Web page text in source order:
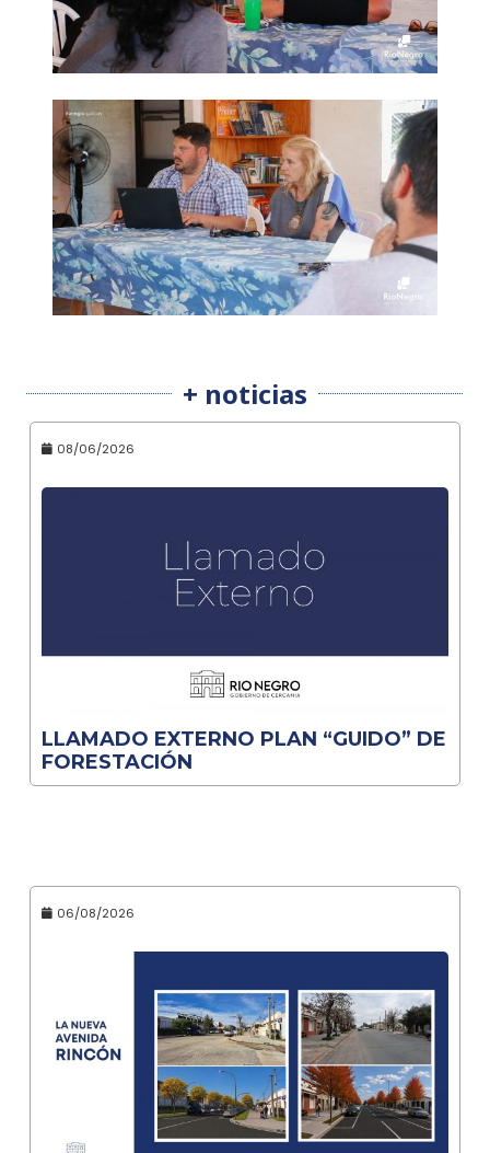
+ noticias
08/06/2026
LLAMADO EXTERNO PLAN “GUIDO” DE
FORESTACIÓN
06/08/2026